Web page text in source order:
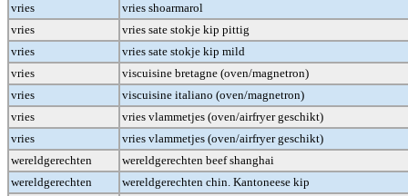
vries
vries shoarmarol
vries
vries sate stokje kip pittig
vries
vries sate stokje kip mild
vries
viscuisine bretagne (oven/magnetron)
vries
viscuisine italiano (oven/magnetron)
vries
vries vlammetjes (oven/airfryer geschikt)
vries
vries vlammetjes (oven/airfryer geschikt)
wereldgerechten
wereldgerechten beef shanghai
wereldgerechten
wereldgerechten chin. Kantoneese kip